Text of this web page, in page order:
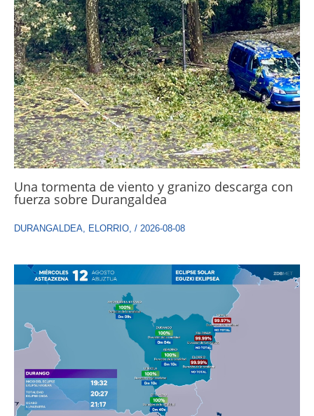
Una tormenta de viento y granizo descarga con
fuerza sobre Durangaldea
DURANGALDEA, ELORRIO, / 2026-08-08